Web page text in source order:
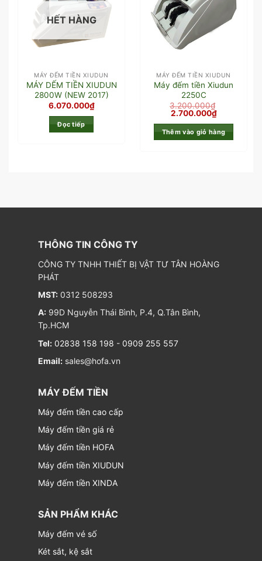
HẾT HÀNG
MÁY ĐẾM TIỀN XIUDUN
MÁY DẾM TIỀN XIUDUN
2800W (NEW 2017)
6.070.000₫
Đọc tiếp
MÁY ĐẾM TIỀN XIUDUN
Máy đếm tiền Xiudun
2250C
3.200.000₫
2.700.000₫
Thêm vào giỏ hàng
THÔNG TIN CÔNG TY
CÔNG TY TNHH THIẾT BỊ VẬT TƯ TÂN HOÀNG
PHÁT
MST: 0312 508293
A: 99D Nguyễn Thái Bình, P.4, Q.Tân Bình,
Tp.HCM
Tel: 02838 158 198 - 0909 255 557
Email: sales@hofa.vn
MÁY ĐẾM TIỀN
Máy đếm tiền cao cấp
Máy đếm tiền giá rẻ
Máy đếm tiền HOFA
Máy đếm tiền XIUDUN
Máy đếm tiền XINDA
SẢN PHẨM KHÁC
Máy đếm vé số
Két sắt, kệ sắt